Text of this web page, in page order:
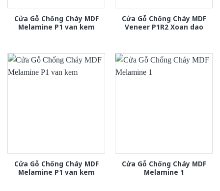
Cửa Gỗ Chống Cháy MDF
Melamine P1 van kem
Cửa Gỗ Chống Cháy MDF
Veneer P1R2 Xoan dao
Cửa Gỗ Chống Cháy MDF
Melamine P1 van kem
Cửa Gỗ Chống Cháy MDF
Melamine 1